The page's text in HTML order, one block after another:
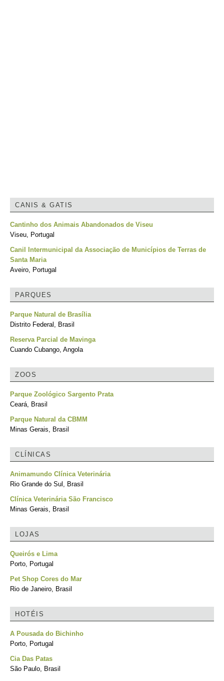
CANIS & GATIS
Cantinho dos Animais Abandonados de Viseu
Viseu, Portugal
Canil Intermunicipal da Associação de Municípios de Terras de
Santa Maria
Aveiro, Portugal
PARQUES
Parque Natural de Brasília
Distrito Federal, Brasil
Reserva Parcial de Mavinga
Cuando Cubango, Angola
ZOOS
Parque Zoológico Sargento Prata
Ceará, Brasil
Parque Natural da CBMM
Minas Gerais, Brasil
CLÍNICAS
Animamundo Clínica Veterinária
Rio Grande do Sul, Brasil
Clínica Veterinária São Francisco
Minas Gerais, Brasil
LOJAS
Queirós e Lima
Porto, Portugal
Pet Shop Cores do Mar
Rio de Janeiro, Brasil
HOTÉIS
A Pousada do Bichinho
Porto, Portugal
Cia Das Patas
São Paulo, Brasil